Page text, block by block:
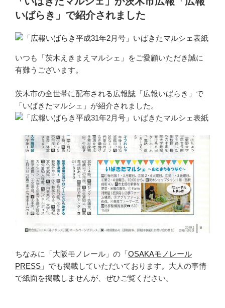
いばらき」で紹介されました
いつも「茨木えきまえマルシェ」をご愛顧いただき誠に
有難うございます。
茨木市の全世帯に配布される広報誌「広報いばらき」で
「いばきたマルシェ」が紹介されました。
ちなみに「大阪モノレール」の「OSAKAモノレール
PRESS 」でも掲載していただいております。大人の事情
で紙面を掲載しませんが、ぜひご覧ください。